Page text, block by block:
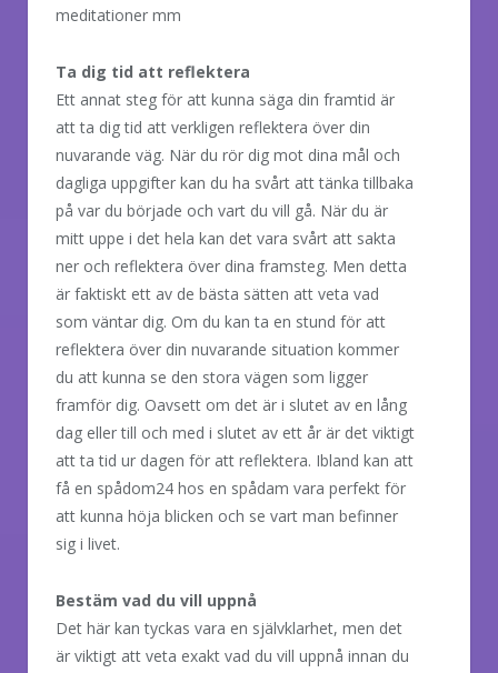
meditationer mm
Ta dig tid att reflektera
Ett annat steg för att kunna säga din framtid är
att ta dig tid att verkligen reflektera över din
nuvarande väg. När du rör dig mot dina mål och
dagliga uppgifter kan du ha svårt att tänka tillbaka
på var du började och vart du vill gå. När du är
mitt uppe i det hela kan det vara svårt att sakta
ner och reflektera över dina framsteg. Men detta
är faktiskt ett av de bästa sätten att veta vad
som väntar dig. Om du kan ta en stund för att
reflektera över din nuvarande situation kommer
du att kunna se den stora vägen som ligger
framför dig. Oavsett om det är i slutet av en lång
dag eller till och med i slutet av ett år är det viktigt
att ta tid ur dagen för att reflektera. Ibland kan att
få en spådom24 hos en spådam vara perfekt för
att kunna höja blicken och se vart man befinner
sig i livet.
Bestäm vad du vill uppnå
Det här kan tyckas vara en självklarhet, men det
är viktigt att veta exakt vad du vill uppnå innan du